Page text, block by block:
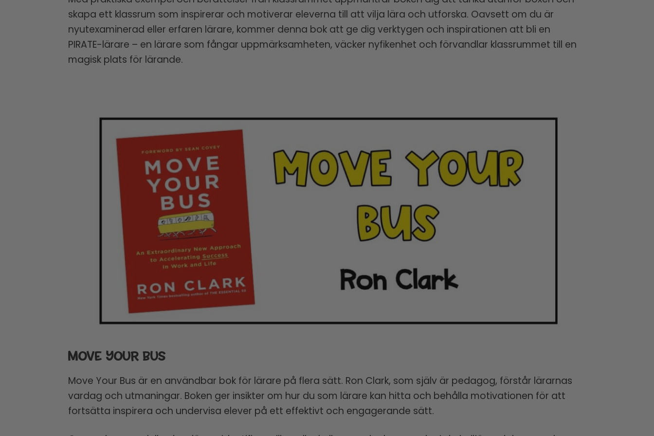
skapa ett klassrum som inspirerar och motiverar eleverna till att vilja lära och utforska. Oavsett om du är
nyutexaminerad eller erfaren lärare, kommer denna bok att ge dig verktygen och inspirationen att bli en
PIRATE-lärare – en lärare som fångar uppmärksamheten, väcker nyfikenhet och förvandlar klassrummet till en
magisk plats för lärande.
MOVE YOUR BUS
Move Your Bus är en användbar bok för lärare på flera sätt. Ron Clark, som själv är pedagog, förstår lärarnas
vardag och utmaningar. Boken ger insikter om hur du som lärare kan hitta och behålla motivationen för att
fortsätta inspirera och undervisa elever på ett effektivt och engagerande sätt.